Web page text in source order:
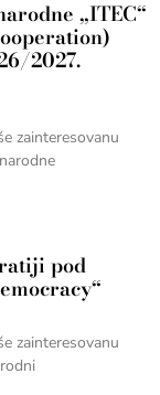
„ITEC“
2027.
zainteresovanu
pod
zainteresovanu